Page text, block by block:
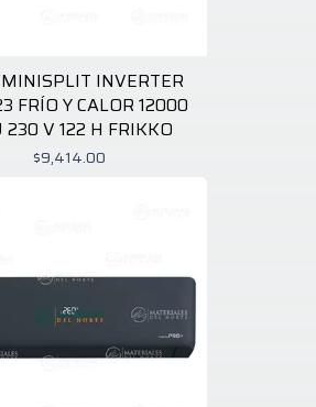
INVERTER
FRÍO Y CALOR 12000
230 V 122 H FRIKKO
$9,414.00